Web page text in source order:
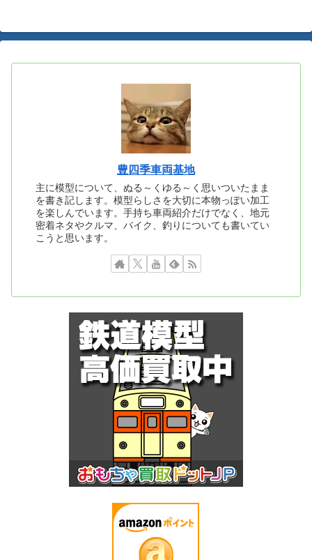
豊四季車両基地
主に模型について、ぬる～くゆる～く思いついたまま
を書き記します。模型らしさを大切に本物っぽい加工
を楽しんでいます。手持ち車両紹介だけでなく、地元
密着ネタやクルマ、バイク、釣りについても書いてい
こうと思います。